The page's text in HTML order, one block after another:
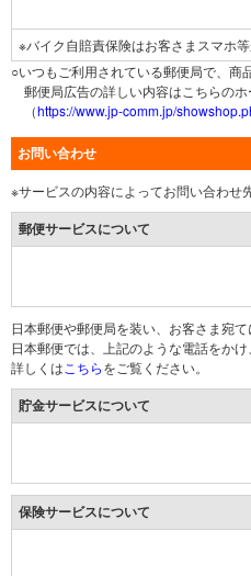
※バイク自賠責保険はお客さまスマホ
○いつもご利用されている郵便局で、商
郵便局広告の詳しい内容はこちらのホ
（https://www.jp-comm.jp/
お問い合わせ
※サービスの内容によってお問い合わせ
郵便サービスについて
日本郵便や郵便局を装い、お客さま宛
日本郵便では、上記のような電話をか
詳しくは こちらをご覧ください。
貯金サービスについて
保険サービスについて